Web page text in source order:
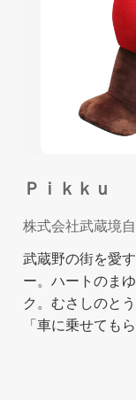
Ｐｉｋｋｕ
株式会社武蔵境
武蔵野の街を愛
ー。ハートのま
ク。むさしのと
「車に乗せても